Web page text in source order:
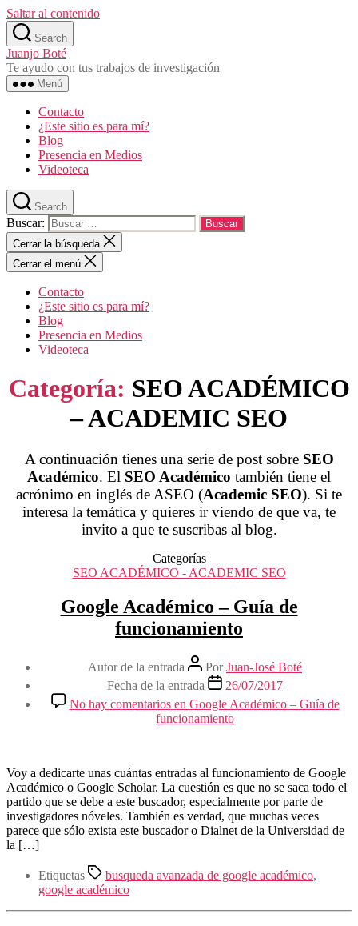
Saltar al contenido
Search
Juanjo Boté
Te ayudo con tus trabajos de investigación
Menú
Contacto
¿Este sitio es para mí?
Blog
Presencia en Medios
Videoteca
Search
Buscar:
Cerrar la búsqueda
Cerrar el menú
Contacto
¿Este sitio es para mí?
Blog
Presencia en Medios
Videoteca
Categoría: SEO ACADÉMICO
– ACADEMIC SEO
A continuación tienes una serie de post sobre SEO
Académico. El SEO Académico también tiene el
acrónimo en inglés de ASEO (Academic SEO). Si te
interesa la temática y quieres ir viendo de que va, te
invito a que te suscribas al blog.
Categorías
SEO ACADÉMICO - ACADEMIC SEO
Google Académico – Guía de
funcionamiento
Autor de la entrada PorJuan-José Boté
Fecha de la entrada
26/07/2017
No hay comentariosen Google Académico – Guía de
funcionamiento
Voy a dedicarte unas cuántas entradas al funcionamiento de Google
Académico o Google Scholar. La cuestión es que no se saca todo el
partido que se debe a este buscador, especialmente por parte de
investigadores nóveles. También es verdad, que muchas veces
parece que sólo exista este buscador o Dialnet de la Universidad de
la […]
Etiquetas busqueda avanzada de google académico,
google académico